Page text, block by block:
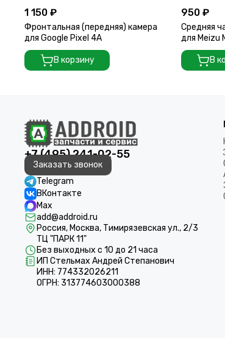
1 150 ₽
Фронтальная (передняя) камера
для Google Pixel 4A
В корзину
950 ₽
Средняя
для Meizu
В
+7 (495) 241-02-55
Заказать звонок
Telegram
ВКонтакте
Max
add@addroid.ru
Россия, Москва, Тимирязевская ул., 2/3
ТЦ "ПАРК 11"
Без выходных с 10 до 21 часа
ИП Стельмах Андрей Степанович
ИНН: 774332026211
ОГРН: 313774603000388